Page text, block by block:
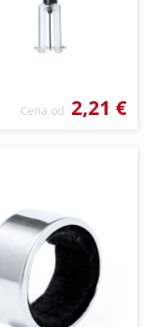
Cena od 2,21 €